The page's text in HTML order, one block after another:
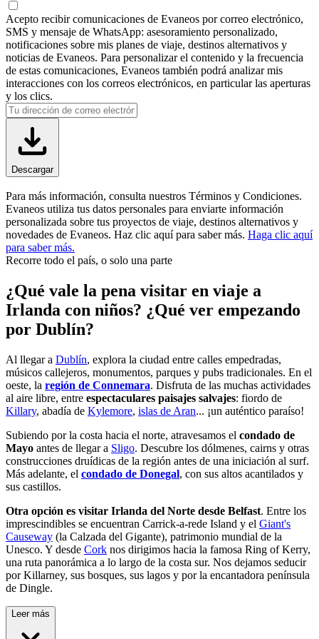
Acepto recibir comunicaciones de Evaneos por correo electrónico,
SMS y mensaje de WhatsApp: asesoramiento personalizado,
notificaciones sobre mis planes de viaje, destinos alternativos y
noticias de Evaneos. Para personalizar el contenido y la frecuencia
de estas comunicaciones, Evaneos también podrá analizar mis
interacciones con los correos electrónicos, en particular las aperturas
y los clics.
Descargar
Para más información, consulta nuestros Términos y Condiciones.
Evaneos utiliza tus datos personales para enviarte información
personalizada sobre tus proyectos de viaje, destinos alternativos y
novedades de Evaneos. Haz clic aquí para saber más. Haga clic aquí
para saber más.
Recorre todo el país, o solo una parte
¿Qué vale la pena visitar en viaje a
Irlanda con niños? ¿Qué ver empezando
por Dublín?
Al llegar a Dublín, explora la ciudad entre calles empedradas,
músicos callejeros, monumentos, parques y pubs tradicionales. En el
oeste, la región de Connemara. Disfruta de las muchas actividades
al aire libre, entre espectaculares paisajes salvajes: fiordo de
Killary, abadía de Kylemore, islas de Aran... ¡un auténtico paraíso!
Subiendo por la costa hacia el norte, atravesamos el condado de
Mayo antes de llegar a Sligo. Descubre los dólmenes, cairns y otras
construcciones druídicas de la región antes de una iniciación al surf.
Más adelante, el condado de Donegal, con sus altos acantilados y
sus castillos.
Otra opción es visitar Irlanda del Norte desde Belfast. Entre los
imprescindibles se encuentran Carrick-a-rede Island y el Giant's
Causeway (la Calzada del Gigante), patrimonio mundial de la
Unesco. Y desde Cork nos dirigimos hacia la famosa Ring of Kerry,
una ruta panorámica a lo largo de la costa sur. Nos dejamos seducir
por Killarney, sus bosques, sus lagos y por la encantadora península
de Dingle.
Leer más